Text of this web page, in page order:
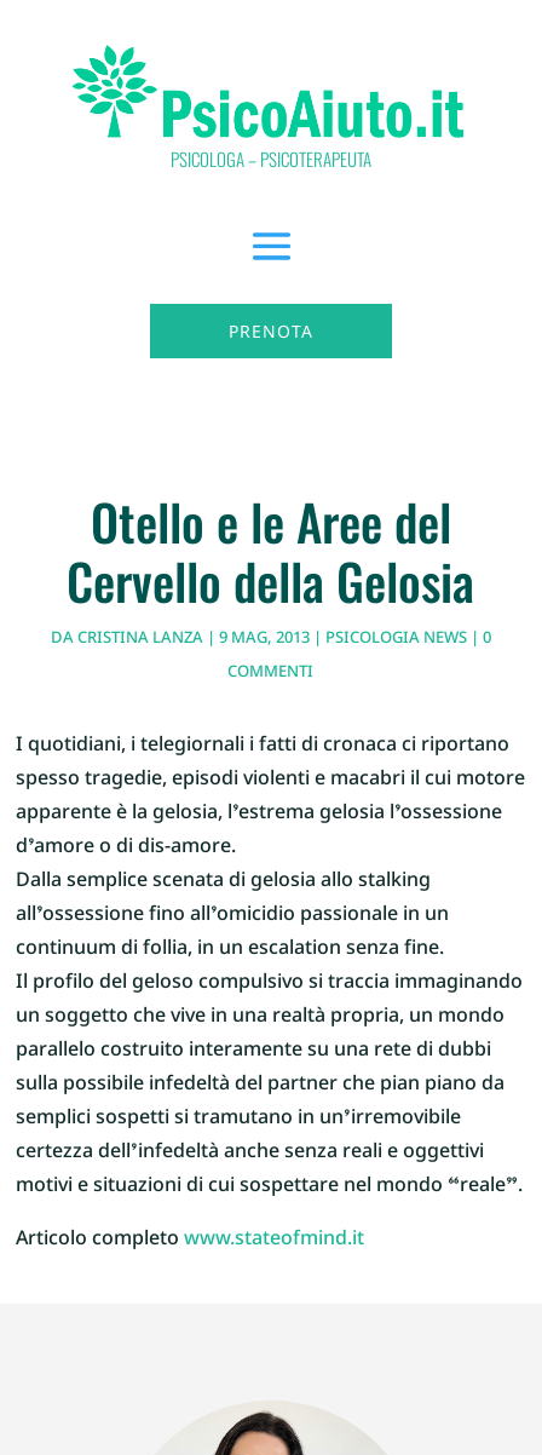
PSICOLOGA – PSICOTERAPEUTA
PRENOTA
Otello e le Aree del
Cervello della Gelosia
DACRISTINA LANZA|9 MAG, 2013| PSICOLOGIA NEWS|0
COMMENTI
I quotidiani, i telegiornali i fatti di cronaca ci riportano
spesso tragedie, episodi violenti e macabri il cui motore
apparente è la gelosia, l’estrema gelosia l’ossessione
d’amore o di dis-amore.
Dalla semplice scenata di gelosia allo stalking
all’ossessione fino all’omicidio passionale in un
continuum di follia, in un escalation senza fine.
Il profilo del geloso compulsivo si traccia immaginando
un soggetto che vive in una realtà propria, un mondo
parallelo costruito interamente su una rete di dubbi
sulla possibile infedeltà del partner che pian piano da
semplici sospetti si tramutano in un’irremovibile
certezza dell’infedeltà anche senza reali e oggettivi
motivi e situazioni di cui sospettare nel mondo “reale”.
Articolo completowww.stateofmind.it